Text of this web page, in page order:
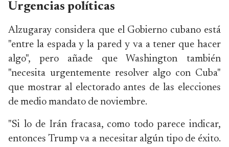
Urgencias políticas
Alzugaray considera que el Gobierno cubano está
"entre la espada y la pared y va a tener que hacer
algo", pero añade que Washington también
"necesita urgentemente resolver algo con Cuba"
que mostrar al electorado antes de las elecciones
de medio mandato de noviembre.
"Si lo de Irán fracasa, como todo parece indicar,
entonces Trump va a necesitar algún tipo de éxito.